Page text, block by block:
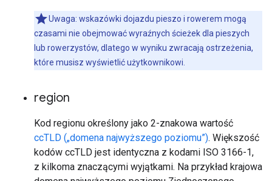
Uwaga: wskazówki dojazdu pieszo i rowerem mogą
czasami nie obejmować wyraźnych ścieżek dla pieszych
lub rowerzystów, dlatego w wyniku zwracają ostrzeżenia,
które musisz wyświetlić użytkownikowi.
region
Kod regionu określony jako 2-znakowa wartość
ccTLD („domena najwyższego poziomu”). Większość
kodów ccTLD jest identyczna z kodami ISO 3166-1,
z kilkoma znaczącymi wyjątkami. Na przykład krajowa